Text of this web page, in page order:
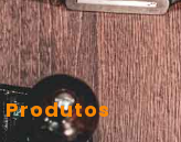
Produtos